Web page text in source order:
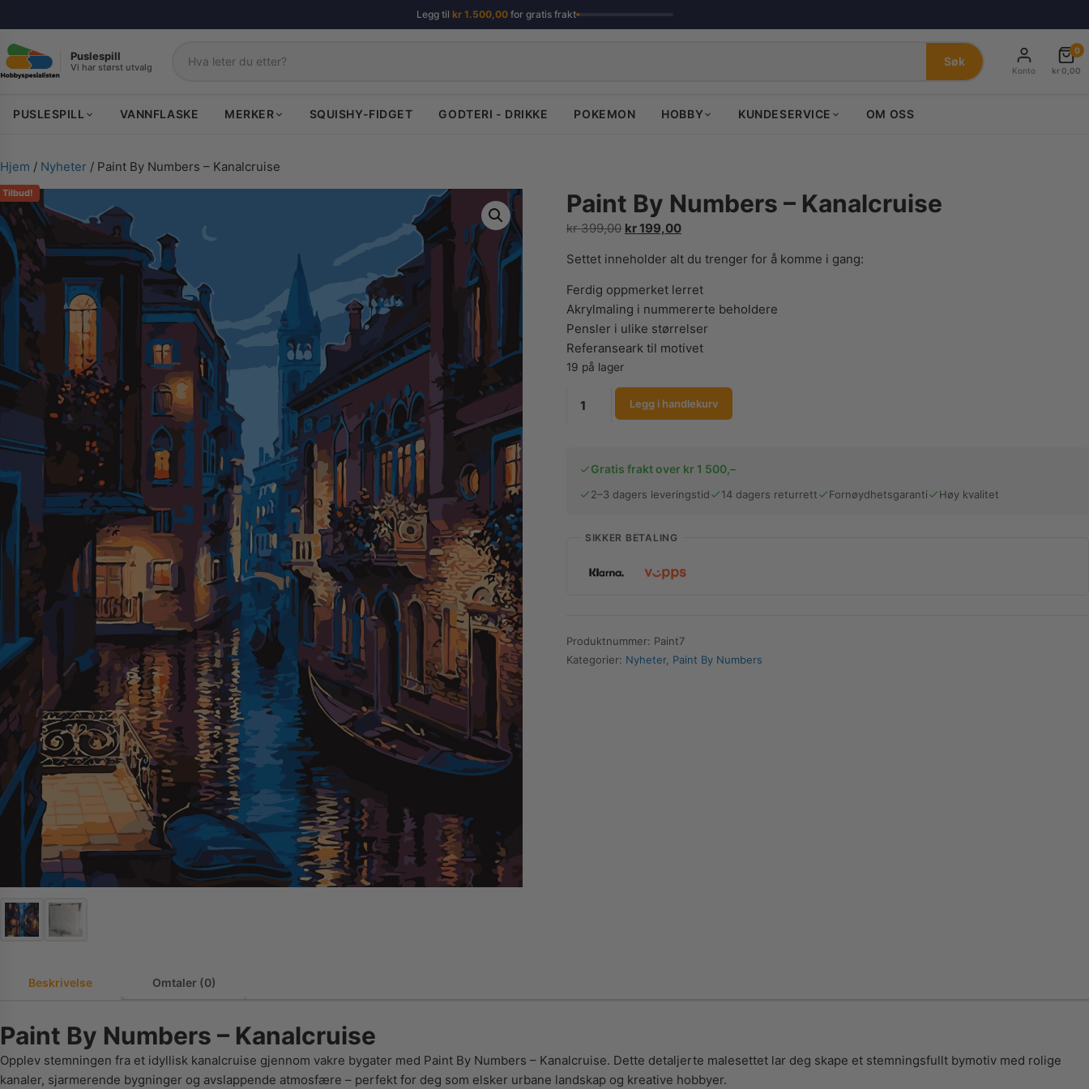
Legg til kr1.500,00for gratis frakt
Puslespill
Vi har størst utvalg Søk
Søk
Konto
0
kr 0,00
PUSLESPILL VANNFLASKE MERKER SQUISHY-FIDGET GODTERI - DRIKKE POKEMON HOBBY KUNDESERVICE OM OSS
Hjem / Nyheter / Paint By Numbers – Kanalcruise
Tilbud! Paint By Numbers – Kanalcruise
kr399,00 Opprinnelig
var:
kr 399,00.
kr199,00Nåværende
er:
kr 199,00.
Settet inneholder alt du trenger for å komme i gang:
Ferdig oppmerket lerret
Akrylmaling i nummererte beholdere
Pensler i ulike størrelser
Referanseark til motivet
19 på lager
Kanalcruise
antall
Legg i handlekurv
Gratis frakt over kr 1 500,–
2–3 dagers leveringstid 14 dagers returrett Fornøydhetsgaranti Høy kvalitet
SIKKER BETALING
Produktnummer: Paint7
Kategorier: Nyheter, Paint By Numbers
Beskrivelse Omtaler (0)
Paint By Numbers – Kanalcruise
Opplev stemningen fra et idyllisk kanalcruise gjennom vakre bygater med Paint By Numbers – Kanalcruise. Dette detaljerte malesettet lar deg skape et stemningsfullt bymotiv med rolige
kanaler, sjarmerende bygninger og avslappende atmosfære – perfekt for deg som elsker urbane landskap og kreative hobbyer.